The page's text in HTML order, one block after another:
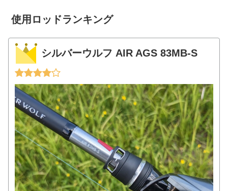
使用ロッドランキング
シルバーウルフ AIR AGS 83MB-S